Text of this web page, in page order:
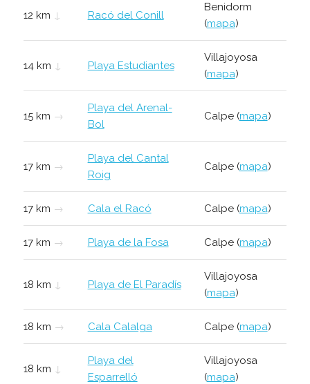
12 km ↓ Racó del Conill
Benidorm
(mapa)
14 km ↓ Playa Estudiantes
Villajoyosa
(mapa)
15 km →
Playa del Arenal-
Bol
Calpe (mapa)
17 km →
Playa del Cantal
Roig
Calpe (mapa)
17 km → Cala el Racó Calpe (mapa)
17 km → Playa de la Fosa Calpe (mapa)
18 km ↓ Playa de El Paradís
Villajoyosa
(mapa)
18 km → Cala Calalga Calpe (mapa)
18 km ↓
Playa del
Esparrelló
Villajoyosa
(mapa)